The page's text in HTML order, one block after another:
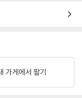
가게에서 팔기